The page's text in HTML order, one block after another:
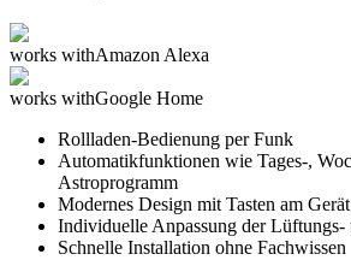
works withAmazon Alexa
works withGoogle Home
Rollladen-Bedienung per Funk
Automatikfunktionen wie Tages-,
Astroprogramm
Modernes Design mit Tasten am Gerät
Individuelle Anpassung der Lüftungs-
Schnelle Installation ohne Fachwissen